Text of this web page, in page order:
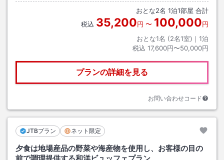
おとな2名 1泊1部屋 合計
税込 35,200円 〜 100,000円
おとな1名 (2名1室)｜ 1泊
税込 17,600円〜50,000円
プランの詳細を見る
お問い合わせコード
JTBプラン ネット限定
夕食は地場産品の野菜や海産物を使用し、お客様の目の